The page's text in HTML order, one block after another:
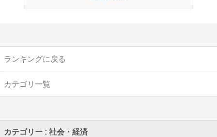
ランキングに戻る
カテゴリ一覧
カテゴリー : 社会・経済